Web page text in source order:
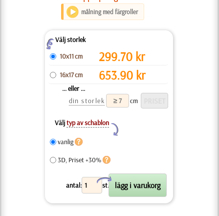
målning med färgroller
ZVälj storlek
10x11 cm
299.70 kr
16x17 cm 653.90 kr
... eller ...
din storlek
cm
Väljtyp av schablon
Y
vanlig
3D, Priset +30%
antal: st.
X